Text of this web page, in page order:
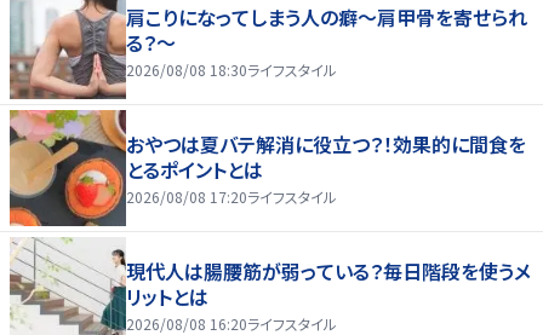
肩こりになってしまう人の癖～肩甲骨を寄せられ
る？～
2026/08/08 18:30ライフスタイル
おやつは夏バテ解消に役立つ？！効果的に間食を
とるポイントとは
2026/08/08 17:20ライフスタイル
現代人は腸腰筋が弱っている？毎日階段を使うメ
リットとは
2026/08/08 16:20ライフスタイル